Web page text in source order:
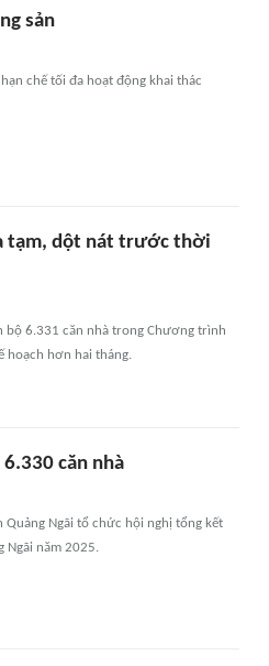
sản
chế tối đa hoạt động khai thác
tạm, dột nát trước thời
bộ 6.331 căn nhà trong Chương trình
hoạch hơn hai tháng.
căn nhà
Ngãi tổ chức hội nghị tổng kết
Ngãi năm 2025.